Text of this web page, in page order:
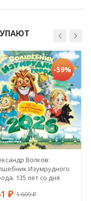
-59%
Волков:
Изумрудного
135 лет со дня
₽ 1 609₽